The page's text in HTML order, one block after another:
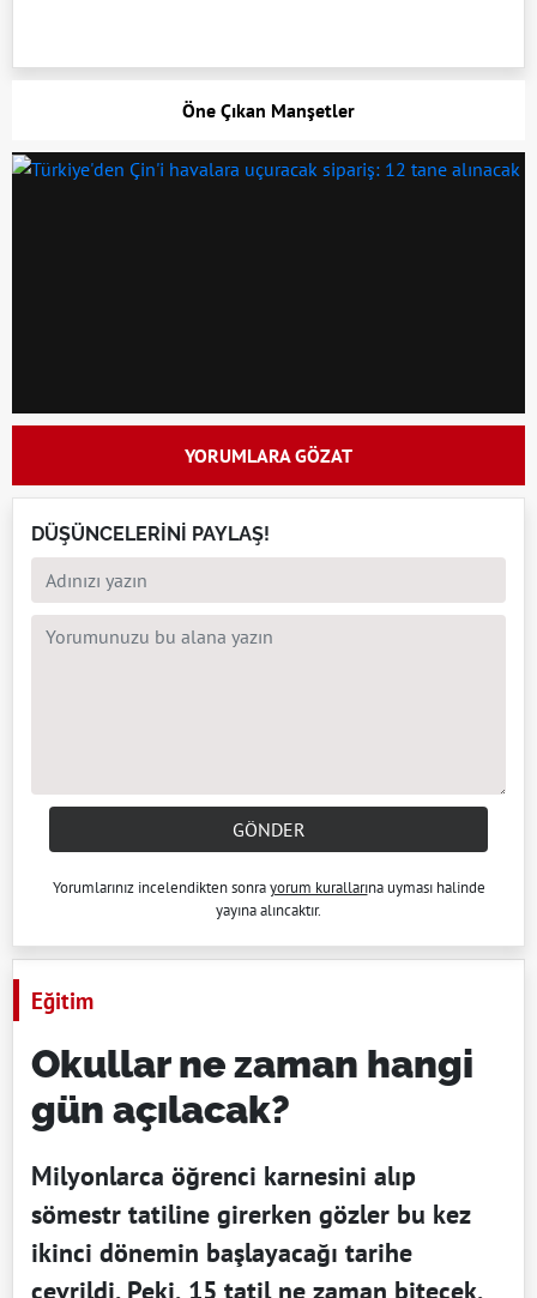
Öne Çıkan Manşetler
YORUMLARA GÖZAT
DÜŞÜNCELERİNİ PAYLAŞ!
GÖNDER
Yorumlarınız incelendikten sonrayorum kurallarına uyması halinde
yayına alıncaktır.
Eğitim
Okullar ne zaman hangi
gün açılacak?
Milyonlarca öğrenci karnesini alıp
sömestr tatiline girerken gözler bu kez
ikinci dönemin başlayacağı tarihe
çevrildi. Peki, 15 tatil ne zaman bitecek,